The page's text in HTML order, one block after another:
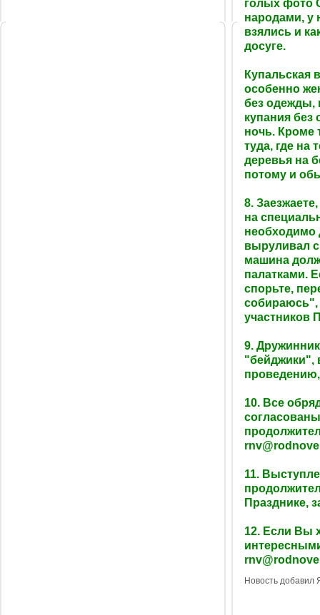
голых фото
народами, у
взялись и
досуге.
Купальская
особенно
без одежды,
купания без
ночь. Кроме
туда, где на
деревья на
потому и
8.
на
необходимо
выруливал
машина
палатками.
спорьте,
собираюсь",
участников
9.
"бейджики",
проведению,
10. Все
11.
Празднике,
12. Если Вы
Новость добавил